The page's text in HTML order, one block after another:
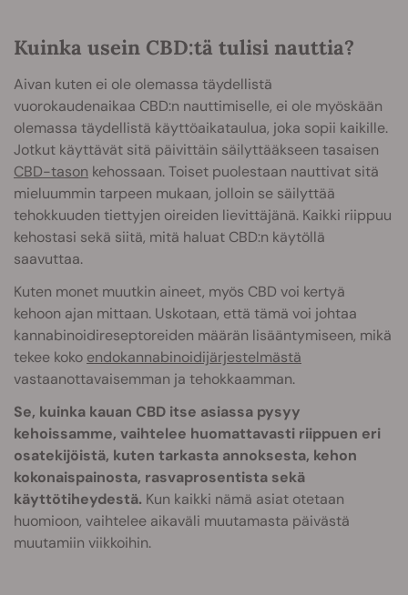
Kuinka usein CBD:tä tulisi nauttia?
Aivan kuten ei ole olemassa täydellistä
vuorokaudenaikaa CBD:n nauttimiselle, ei ole myöskään
olemassa täydellistä käyttöaikataulua, joka sopii kaikille.
Jotkut käyttävät sitä päivittäin säilyttääkseen tasaisen
CBD-tason kehossaan. Toiset puolestaan nauttivat sitä
mieluummin tarpeen mukaan, jolloin se säilyttää
tehokkuuden tiettyjen oireiden lievittäjänä. Kaikki riippuu
kehostasi sekä siitä, mitä haluat CBD:n käytöllä
saavuttaa.
Kuten monet muutkin aineet, myös CBD voi kertyä
kehoon ajan mittaan. Uskotaan, että tämä voi johtaa
kannabinoidireseptoreiden määrän lisääntymiseen, mikä
tekee koko endokannabinoidijärjestelmästä
vastaanottavaisemman ja tehokkaamman.
Se, kuinka kauan CBD itse asiassa pysyy
kehoissamme, vaihtelee huomattavasti riippuen eri
osatekijöistä, kuten tarkasta annoksesta, kehon
kokonaispainosta, rasvaprosentista sekä
käyttötiheydestä. Kun kaikki nämä asiat otetaan
huomioon, vaihtelee aikaväli muutamasta päivästä
muutamiin viikkoihin.